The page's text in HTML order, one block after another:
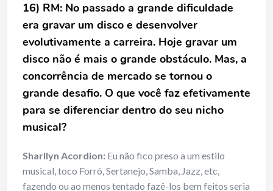
16) RM: No passado a grande dificuldade
era gravar um disco e desenvolver
evolutivamente a carreira. Hoje gravar um
disco não é mais o grande obstáculo. Mas, a
concorrência de mercado se tornou o
grande desafio. O que você faz efetivamente
para se diferenciar dentro do seu nicho
musical?
Sharllyn Acordion: Eu não fico preso a um estilo
musical, toco Forró, Sertanejo, Samba, Jazz, etc,
fazendo ou ao menos tentado fazê-los bem feitos seria